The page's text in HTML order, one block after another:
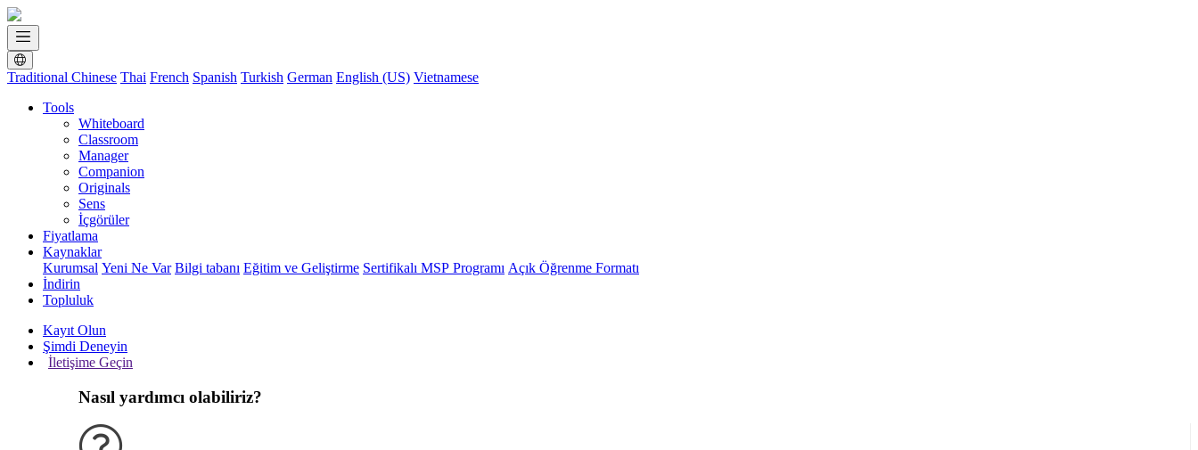
Traditional Chinese Thai French Spanish Turkish German English (US) Vietnamese
Tools
Whiteboard
Classroom
Manager
Companion
Originals
Sens
İçgörüler
Fiyatlama
Kaynaklar
Kurumsal Yeni Ne Var Bilgi tabanı Eğitim ve Geliştirme Sertifikalı MSP Programı Açık Öğrenme Formatı
İndirin
Topluluk
Kayıt Olun
Şimdi Deneyin
İletişime Geçin
Nasıl yardımcı olabiliriz?